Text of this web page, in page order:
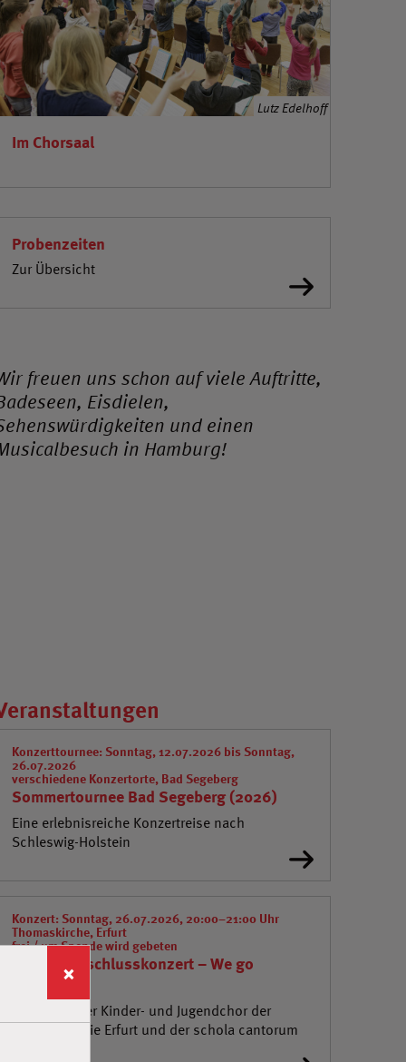
Lutz Edelhoff
Im Chorsaal
Probenzeiten
Zur Übersicht
freuen uns schon auf viele Auftritte,
Eisdielen,
und einen
in Hamburg!
Konzerttournee: Sonntag, 12.07.2026 bis Sonntag,
26.07.2026
verschiedene Konzertorte, Bad Segeberg
Sommertournee Bad Segeberg (2026)
Eine erlebnisreiche Konzertreise nach
Schleswig-Holstein
Konzert: Sonntag, 26.07.2026, 20:00–21:00 Uhr
Thomaskirche, Erfurt
frei / um Spende wird gebeten
Tourneeabschlusskonzert – We go
together
Gemeinsamer Kinder- und Jugendchor der
Chorakademie Erfurt und der schola cantorum
×